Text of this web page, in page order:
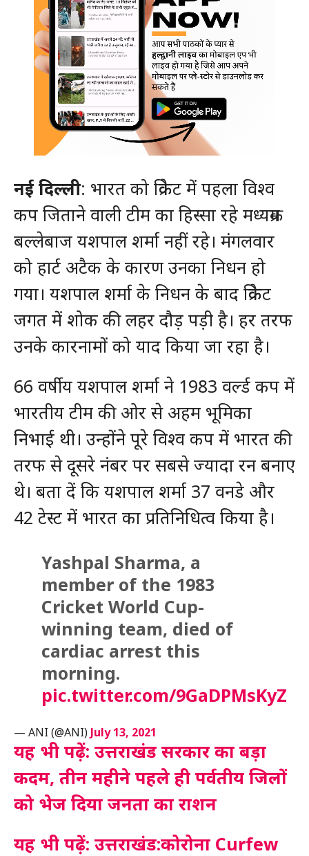
नई दिल्ली: भारत को क्रिकेट में पहला विश्व
कप जिताने वाली टीम का हिस्सा रहे मध्यक्रम
बल्लेबाज यशपाल शर्मा नहीं रहे। मंगलवार
को हार्ट अटैक के कारण उनका निधन हो
गया। यशपाल शर्मा के निधन के बाद क्रिकेट
जगत में शोक की लहर दौड़ पड़ी है। हर तरफ
उनके कारनामों को याद किया जा रहा है।
66 वर्षीय यशपाल शर्मा ने 1983 वर्ल्ड कप में
भारतीय टीम की ओर से अहम भूमिका
निभाई थी। उन्होंने पूरे विश्व कप में भारत की
तरफ से दूसरे नंबर पर सबसे ज्यादा रन बनाए
थे। बता दें कि यशपाल शर्मा 37 वनडे और
42 टेस्ट में भारत का प्रतिनिधित्व किया है।
Yashpal Sharma, a
member of the 1983
Cricket World Cup-
winning team, died of
cardiac arrest this
morning.
pic.twitter.com/9GaDPMsKyZ
— ANI (@ANI) July 13, 2021
यह भी पढ़ें: उत्तराखंड सरकार का बड़ा
कदम, तीन महीने पहले ही पर्वतीय जिलों
को भेज दिया जनता का राशन
यह भी पढ़ें: उत्तराखंड:कोरोना Curfew